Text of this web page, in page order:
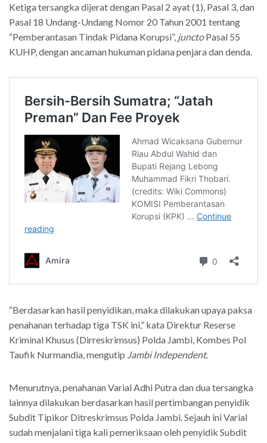
Ketiga tersangka dijerat dengan Pasal 2 ayat (1), Pasal 3, dan
Pasal 18 Undang-Undang Nomor 20 Tahun 2001 tentang
“Pemberantasan Tindak Pidana Korupsi”, junctoPasal 55
KUHP, dengan ancaman hukuman pidana penjara dan denda.
“Berdasarkan hasil penyidikan, maka dilakukan upaya paksa
penahanan terhadap tiga TSK ini,” kata Direktur Reserse
Kriminal Khusus (Dirreskrimsus) Polda Jambi, Kombes Pol
Taufik Nurmandia, mengutip Jambi Independent.
Menurutnya, penahanan Varial Adhi Putra dan dua tersangka
lainnya dilakukan berdasarkan hasil pertimbangan penyidik
Subdit Tipikor Ditreskrimsus Polda Jambi. Sejauh ini Varial
sudah menjalani tiga kali pemeriksaan oleh penyidik Subdit